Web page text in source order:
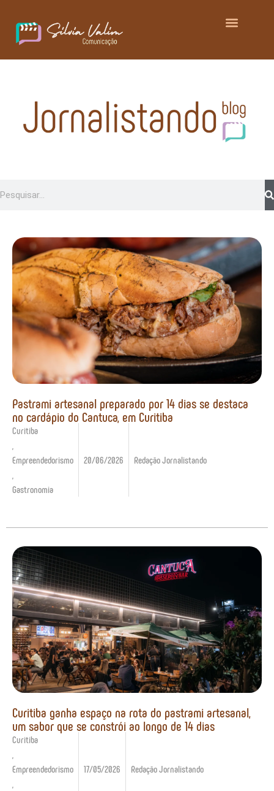
Pastrami artesanal preparado por 14 dias se destaca
no cardápio do Cantuca, em Curitiba
Curitiba
Empreendedorismo
Gastronomia
20/06/2026 Redação Jornalistando
Curitiba ganha espaço na rota do pastrami artesanal,
um sabor que se constrói ao longo de 14 dias
Curitiba
Empreendedorismo
17/05/2026 Redação Jornalistando